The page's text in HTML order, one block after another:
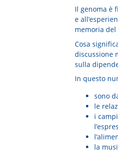
Il genoma è
e
memoria del
Cosa
discussione
sulla
In questo
sono
le
i
la